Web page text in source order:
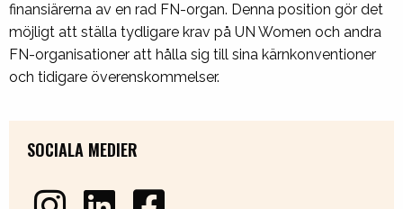
finansiärerna av en rad FN-organ. Denna position gör det
möjligt att ställa tydligare krav på UN Women och andra
FN-organisationer att hålla sig till sina kärnkonventioner
och tidigare överenskommelser.
SOCIALA MEDIER